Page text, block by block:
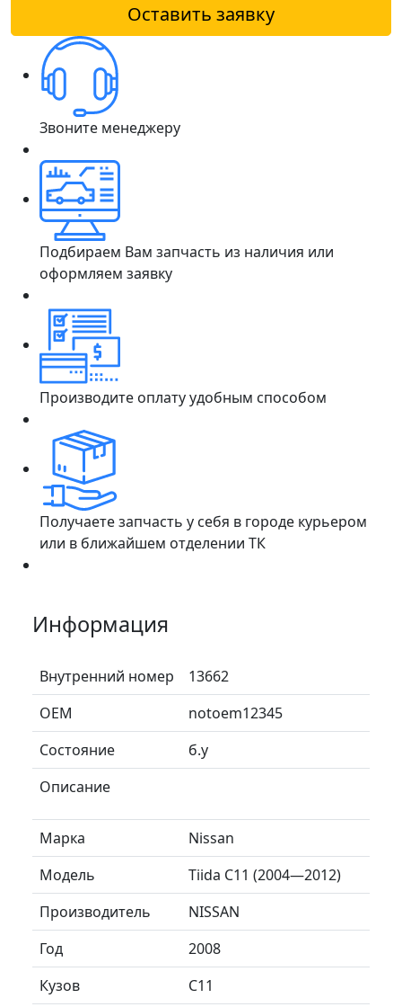
Оставить заявку
Звоните менеджеру
Подбираем Вам запчасть из наличия или
оформляем заявку
Производите оплату удобным способом
Получаете запчасть у себя в городе курьером
или в ближайшем отделении ТК
Информация
Внутренний номер
13662
ОЕМ
notoem12345
Состояние
б.у
Описание
Марка
Nissan
Модель
Tiida C11 (2004—2012)
Производитель
NISSAN
Год
2008
Кузов
C11